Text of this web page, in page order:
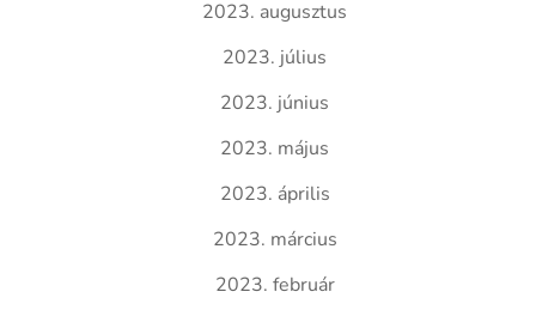
2023. augusztus
2023. július
2023. június
2023. május
2023. április
2023. március
2023. február